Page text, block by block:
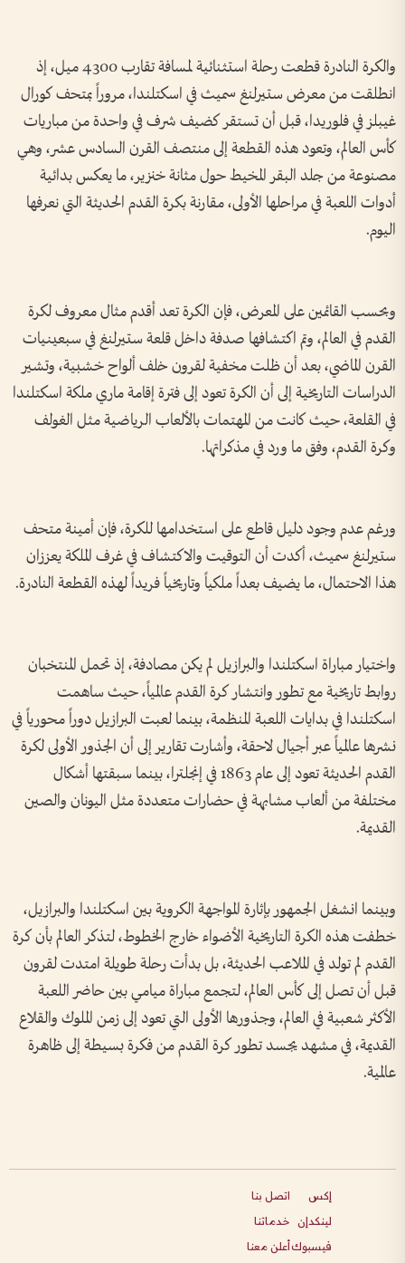
والكرة النادرة قطعت رحلة استثنائية لمسافة تقارب 4300 ميل، إذ
انطلقت من معرض ستيرلنغ سميث في اسكتلندا، مروراً بمتحف كورال
غيبلز في فلوريدا، قبل أن تستقر كضيف شرف في واحدة من مباريات
كأس العالم، وتعود هذه القطعة إلى منتصف القرن السادس عشر، وهي
مصنوعة من جلد البقر المخيط حول مثانة خنزير، ما يعكس بدائية
أدوات اللعبة في مراحلها الأولى، مقارنة بكرة القدم الحديثة التي نعرفها
اليوم.
وبحسب القائمين على المعرض، فإن الكرة تعد أقدم مثال معروف لكرة
القدم في العالم، وتم اكتشافها صدفة داخل قلعة ستيرلنغ في سبعينيات
القرن الماضي، بعد أن ظلت مخفية لقرون خلف ألواح خشبية، وتشير
الدراسات التاريخية إلى أن الكرة تعود إلى فترة إقامة ماري ملكة اسكتلندا
في القلعة، حيث كانت من المهتمات بالألعاب الرياضية مثل الغولف
وكرة القدم، وفق ما ورد في مذكراتها.
ورغم عدم وجود دليل قاطع على استخدامها للكرة، فإن أمينة متحف
ستيرلنغ سميث، أكدت أن التوقيت والاكتشاف في غرف الملكة يعززان
هذا الاحتمال، ما يضيف بعداً ملكياً وتاريخياً فريداً لهذه القطعة النادرة.
واختيار مباراة اسكتلندا والبرازيل لم يكن مصادفة، إذ تحمل المنتخبان
روابط تاريخية مع تطور وانتشار كرة القدم عالمياً، حيث ساهمت
اسكتلندا في بدايات اللعبة المنظمة، بينما لعبت البرازيل دوراً محورياً في
نشرها عالمياً عبر أجيال لاحقة، وأشارت تقارير إلى أن الجذور الأولى لكرة
القدم الحديثة تعود إلى عام 1863 في إنجلترا، بينما سبقتها أشكال
مختلفة من ألعاب مشابهة في حضارات متعددة مثل اليونان والصين
القديمة.
وبينما انشغل الجمهور بإثارة المواجهة الكروية بين اسكتلندا والبرازيل،
خطفت هذه الكرة التاريخية الأضواء خارج الخطوط، لتذكر العالم بأن كرة
القدم لم تولد في الملاعب الحديثة، بل بدأت رحلة طويلة امتدت لقرون
قبل أن تصل إلى كأس العالم، لتجمع مباراة ميامي بين حاضر اللعبة
الأكثر شعبية في العالم، وجذورها الأولى التي تعود إلى زمن الملوك والقلاع
القديمة، في مشهد يجسد تطور كرة القدم من فكرة بسيطة إلى ظاهرة
عالمية.
إكس
لينكدإن
فيسبوك
اتصل بنا
خدماتنا
أعلن معنا